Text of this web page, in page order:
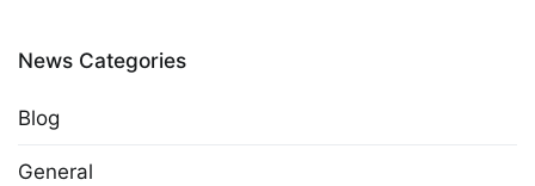
News Categories
Blog
General